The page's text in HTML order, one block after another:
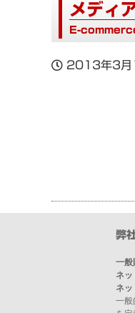
メディ
E-
2013年3月
弊
一般
ネ
ネ
一般